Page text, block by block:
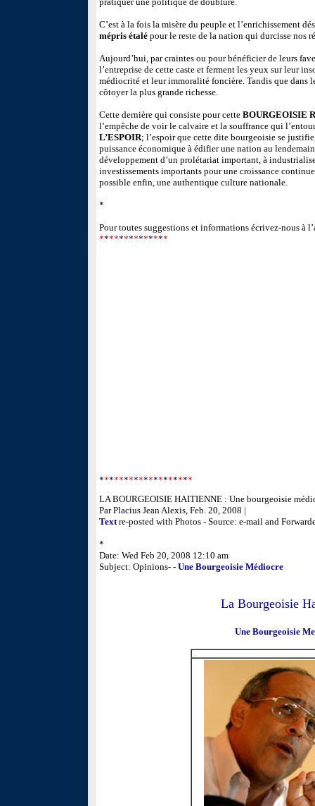
C’est à la fois la misère du peuple et l’enrichissement
mépris étalé pour le reste de la nation qui durcisse nos
Aujourd’hui, par craintes ou pour bénéficier de leurs
l’entreprise de cette caste et ferment les yeux sur leur
médiocrité et leur immoralité foncière. Tandis que dans
côtoyer la plus grande richesse.
Cette dernière qui consiste pour cette BOURGEOISIE
l’empêche de voir le calvaire et la souffrance qui
L’ESPOIR; l’espoir que cette dite bourgeoisie se
puissance économique à édifier une nation au
développement d’un prolétariat important, à
investissements importants pour une croissance
possible enfin, une authentique culture nationale.
*
Pour toutes suggestions et informations écrivez-nous à
**************
*******************
LA BOURGEOISIE HAITIENNE : Une bourgeoisie
Par Placius Jean Alexis, Feb. 20, 2008 |
Textre-posted with Photos - Source: e-mail and
*
Date: Wed Feb 20, 2008 12:10 am
Subject: Opinions- - Une Bourgeoisie Médiocre
La Bourgeoisie
Une Bourgeoisie